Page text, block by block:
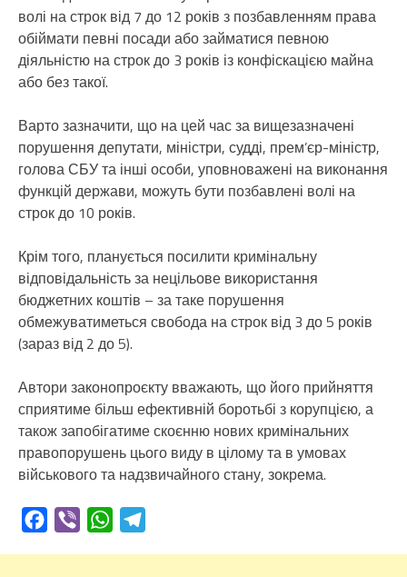
волі на строк від 7 до 12 років з позбавленням права
обіймати певні посади або займатися певною
діяльністю на строк до 3 років із конфіскацією майна
або без такої.
Варто зазначити, що на цей час за вищезазначені
порушення депутати, міністри, судді, прем’єр-міністр,
голова СБУ та інші особи, уповноважені на виконання
функцій держави, можуть бути позбавлені волі на
строк до 10 років.
Крім того, планується посилити кримінальну
відповідальність за нецільове використання
бюджетних коштів – за таке порушення
обмежуватиметься свобода на строк від 3 до 5 років
(зараз від 2 до 5).
Автори законопроєкту вважають, що його прийняття
сприятиме більш ефективній боротьбі з корупцією, а
також запобігатиме скоєнню нових кримінальних
правопорушень цього виду в цілому та в умовах
військового та надзвичайного стану, зокрема.
Facebook
Viber WhatsApp